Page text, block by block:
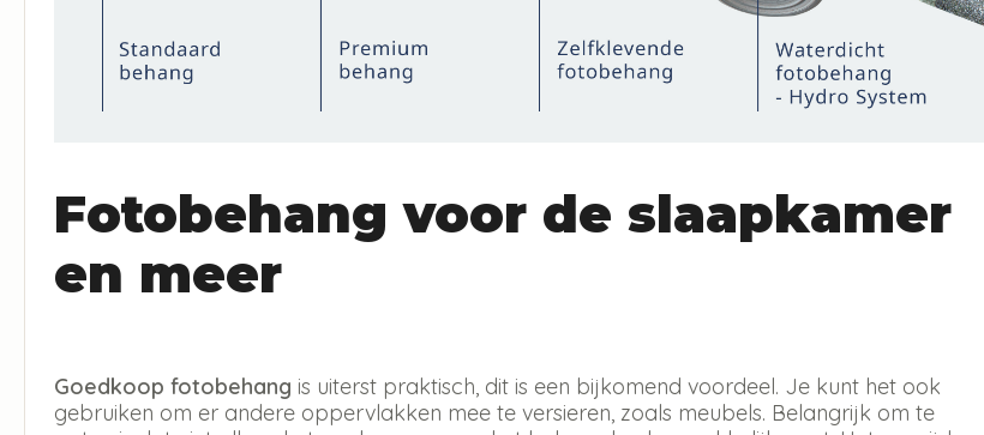
Fotobehang voor de slaapkamer
en meer
Goedkoop fotobehang is uiterst praktisch, dit is een bijkomend voordeel. Je kunt het ook
gebruiken om er andere oppervlakken mee te versieren, zoals meubels. Belangrijk om te